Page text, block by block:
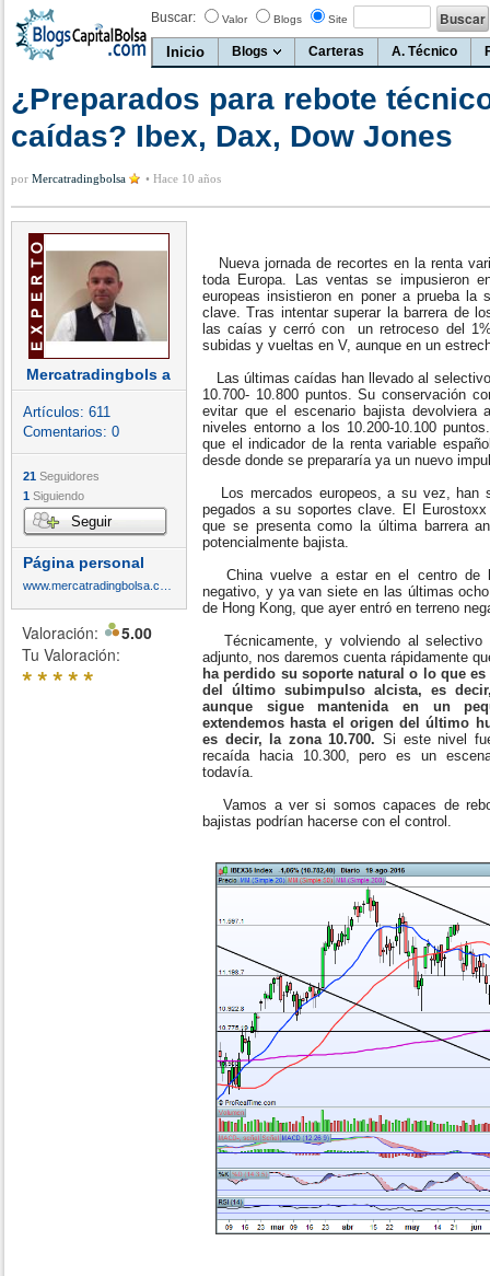
Buscar: Valor Blogs Site
Inicio Blogs Carteras A. Técnico
¿Preparados para rebote
caídas? Ibex, Dax, Dow Jones
por Mercatradingbolsa • Hace 10 años
Mercatradingbols a
Artículos: 611
Comentarios: 0
21 Seguidores
1 Siguiendo
Seguir
Página personal
Valoración:
5.00
Tu Valoración:
*****
Nueva jornada de recortes en la renta
toda Europa. Las ventas se impusieron
europeas insistieron en poner a prueba la
clave. Tras intentar superar la barrera de
las caías y cerró con un retroceso del
subidas y vueltas en V, aunque en un
Las últimas caídas han llevado al
10.700- 10.800 puntos. Su conservación
evitar que el escenario bajista
niveles entorno a los 10.200-10.100
que el indicador de la renta variable
desde donde se prepararía ya un nuevo
Los mercados europeos, a su vez, han
pegados a su soportes clave. El
que se presenta como la última barrera
potencialmente bajista.
China vuelve a estar en el centro de
negativo, y ya van siete en las últimas
de Hong Kong, que ayer entró en terreno
Técnicamente, y volviendo al selectivo
adjunto, nos daremos cuenta rápidamente
ha perdido su soporte natural o lo que
del último subimpulso alcista, es
aunque sigue mantenida en un
extendemos hasta el origen del último
es decir, la zona 10.700. Si este nivel
recaída hacia 10.300, pero es un
todavía.
Vamos a ver si somos capaces de
bajistas podrían hacerse con el control.